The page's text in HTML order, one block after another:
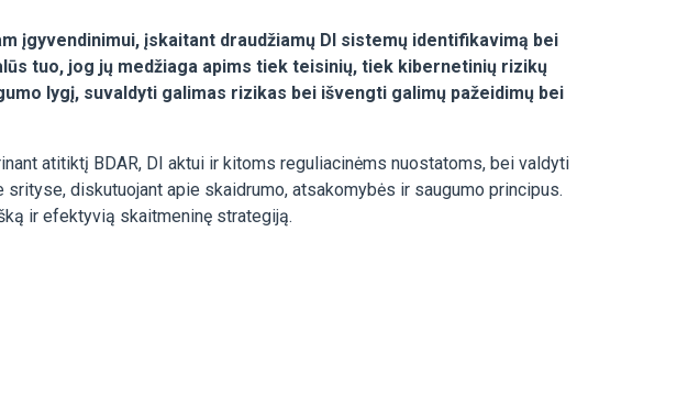
įgyvendinimui, įskaitant draudžiamų DI sistemų identifikavimą bei
tuo, jog jų medžiaga apims tiek teisinių, tiek kibernetinių rizikų
lygį, suvaldyti galimas rizikas bei išvengti galimų pažeidimų bei
atitiktį BDAR, DI aktui ir kitoms reguliacinėms nuostatoms, bei valdyti
diskutuojant apie skaidrumo, atsakomybės ir saugumo principus.
ir efektyvią skaitmeninę strategiją.